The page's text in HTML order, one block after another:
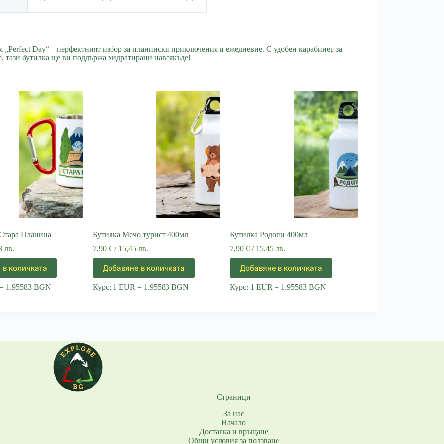
Day“ – перфектният избор за планински приключения и ежедневие. С удобен карабинер за
тази бутилка ще ви поддържа хидратирани навсякъде!
Планина
лв.
количката
1.95583 BGN
Бутилка Мечо турист 400мл
7,90 €/ 15,45 лв.
Добавяне в количката
Курс: 1 EUR = 1.95583 BGN
Бутилка Родопи 400мл
7,90€ / 15,45 лв.
Добавяне в количката
Курс: 1 EUR = 1.95583 BGN
Страници
За нас
Начало
Доставка и връщане
Общи условия за ползване